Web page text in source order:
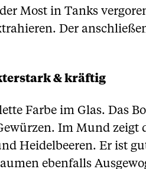
Most in Tanks
Der
& kräftig
Farbe im Glas. Das
Im Mund
Heidelbeeren. Er ist
ebenfalls